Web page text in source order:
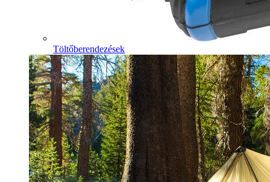
Töltőberendezések